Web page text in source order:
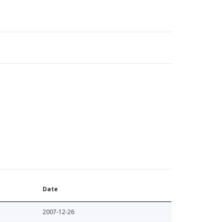
Date
2007-12-26